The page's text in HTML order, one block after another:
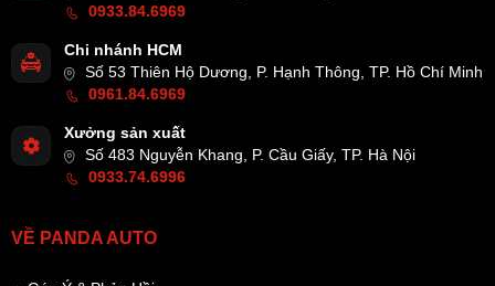
0933.84.6969
Chi nhánh HCM
Số 53 Thiên Hộ Dương, P. Hạnh Thông, TP. Hồ Chí Minh
0961.84.6969
Xưởng sản xuất
Số 483 Nguyễn Khang, P. Cầu Giấy, TP. Hà Nội
0933.74.6996
VỀ PANDA AUTO